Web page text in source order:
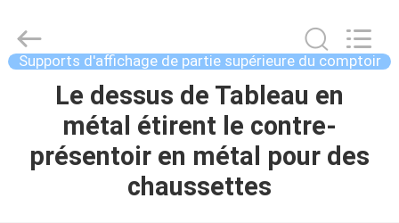
MAISON
PRODUITS
Fournisseur.
Copyright
2020
fsgiantmay.com.
Supports d'affichage de partie supérieure du comptoir
Le dessus de Tableau en
métal étirent le contre-
présentoir en métal pour des
chaussettes